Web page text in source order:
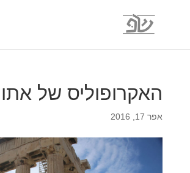
האקרופוליס של
אפר 17, 2016